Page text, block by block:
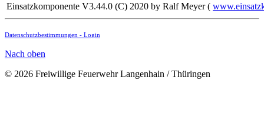
Einsatzkomponente V3.44.0 (C) 2020 by Ralf Meyer (
Datenschutzbestimmungen - Login
Nach oben
© 2026 Freiwillige Feuerwehr Langenhain / Thüringen